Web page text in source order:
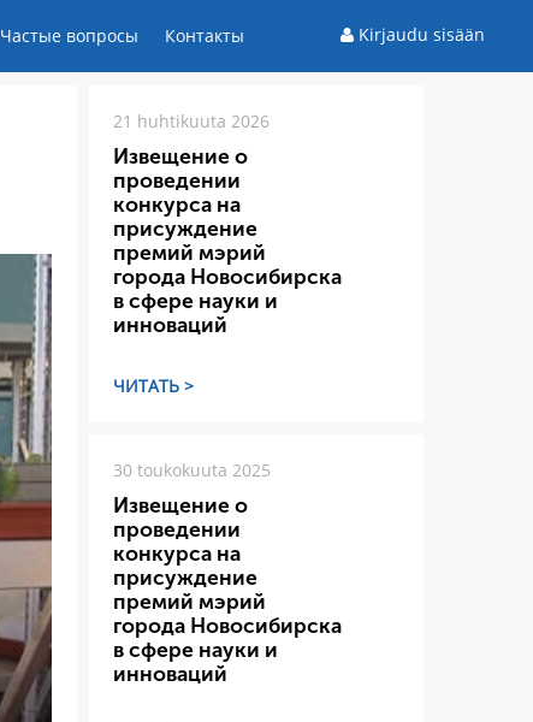
Частые вопросы Контакты Kirjaudu sisään
21 huhtikuuta 2026
Извещение о
проведении
конкурса на
присуждение
премий мэрий
города Новосибирска
в сфере науки и
инноваций
ЧИТАТЬ >
30 toukokuuta 2025
Извещение о
проведении
конкурса на
присуждение
премий мэрий
города Новосибирска
в сфере науки и
инноваций